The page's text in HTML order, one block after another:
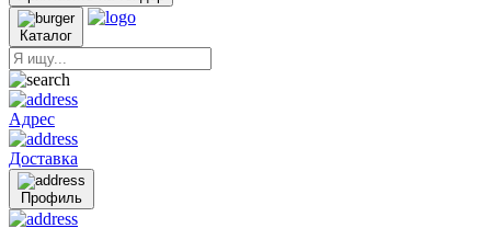
Каталог
Адрес
Доставка
Профиль